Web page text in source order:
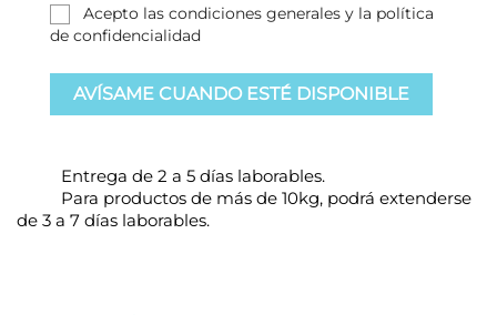
Acepto las condiciones generales y la política
de confidencialidad
AVÍSAME CUANDO ESTÉ DISPONIBLE
Entrega de 2 a 5 días laborables.
Para productos de más de 10kg, podrá extenderse
de 3 a 7 días laborables.